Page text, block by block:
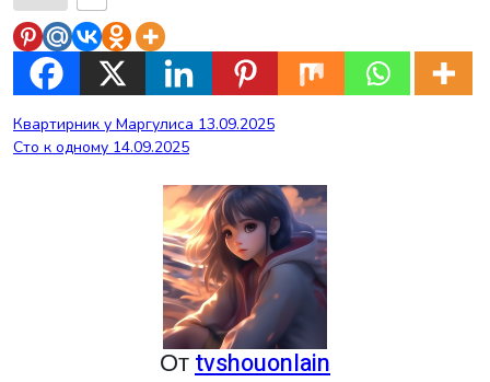
Навигация
по
Квартирник у Маргулиса 13.09.2025
Сто к одному 14.09.2025
Отtvshouonlain